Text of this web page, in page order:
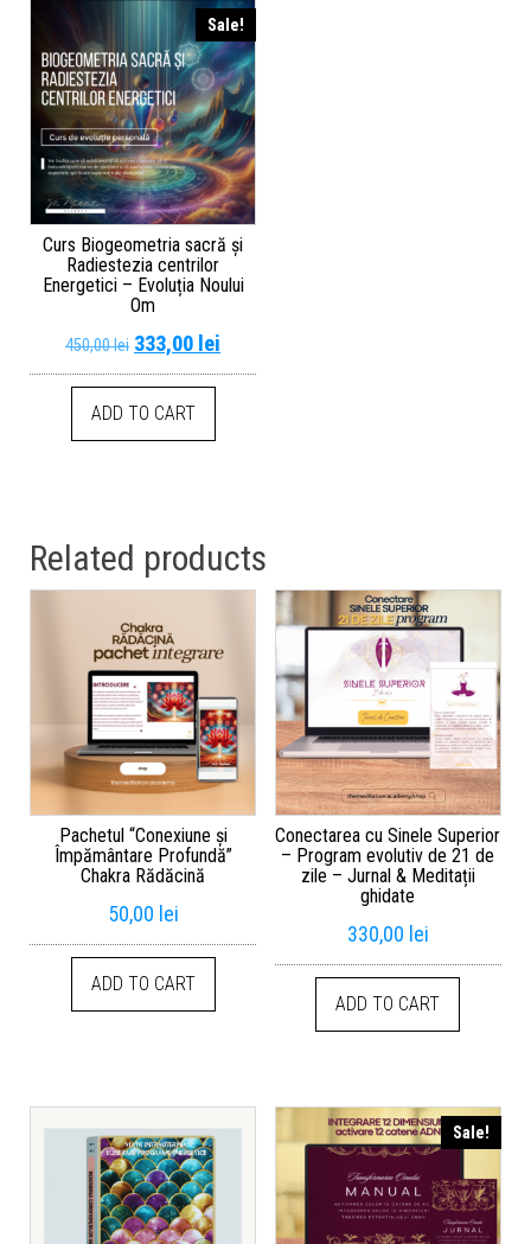
Sale!
Curs Biogeometria sacră și
Radiestezia centrilor
Energetici – Evoluția Noului
Om
450,00lei 333,00 lei
ADD TO CART
Related products
Pachetul “Conexiune și
Împământare Profundă”
Chakra Rădăcină
50,00 lei
ADD TO CART
Conectarea cu Sinele Superior
– Program evolutiv de 21 de
zile – Jurnal & Meditații
ghidate
330,00 lei
ADD TO CART
Sale!